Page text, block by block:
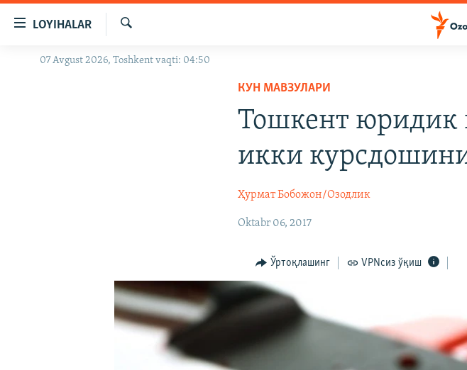
Бош
LOYIHALAR
OZODLIK SURISHTIRUVLARI
Излаш
07 Avgust 2026, Toshkent vaqti: 04:50
КУН МАВЗУЛАРИ
Тошкент юридик
икки
Ҳурмат Бобожон/Озодлик
Oktabr 06, 2017
Ўртоқлашинг VPNсиз ўқиш